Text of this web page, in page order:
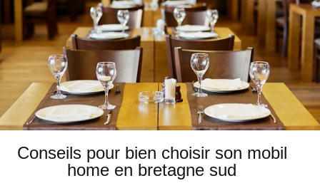
Conseils pour bien choisir son mobil
home en bretagne sud